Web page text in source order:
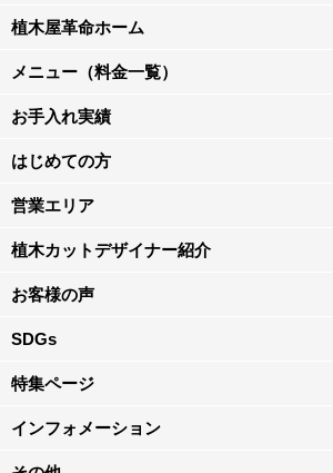
植木屋革命ホーム
メニュー（料金一覧）
お手入れ実績
はじめての方
営業エリア
植木カットデザイナー紹介
お客様の声
SDGs
特集ページ
インフォメーション